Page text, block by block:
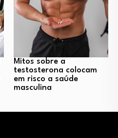
Mitos sobre a
testosterona colocam
em risco a saúde
masculina